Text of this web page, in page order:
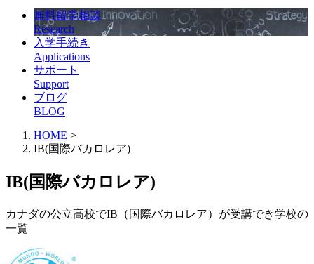
無料留学相談
Research
入学手続き
Applications
サポート
Support
ブログ
BLOG
HOME >
IB(国際バカロレア)
IB(国際バカロレア)
カナダの公立高校でIB（国際バカロレア）が受講でき学校の
一覧